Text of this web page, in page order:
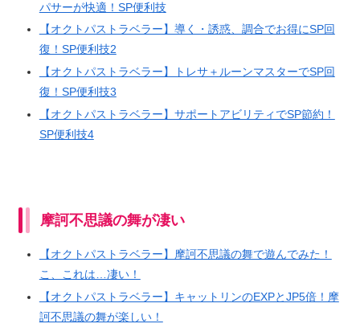
パサーが快適！SP便利技
【オクトパストラベラー】導く・誘惑、調合でお得にSP回
復！SP便利技2
【オクトパストラベラー】トレサ＋ルーンマスターでSP回
復！SP便利技3
【オクトパストラベラー】サポートアビリティでSP節約！
SP便利技4
摩訶不思議の舞が凄い
【オクトパストラベラー】摩訶不思議の舞で遊んでみた！
こ、これは…凄い！
【オクトパストラベラー】キャットリンのEXPとJP5倍！摩
訶不思議の舞が楽しい！